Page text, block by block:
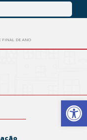
Barra de
FINAL DE ANO